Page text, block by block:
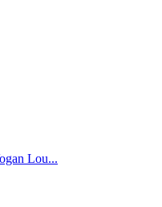
Lou...